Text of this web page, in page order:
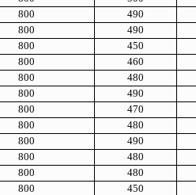
800
490
800
490
800
450
800
460
800
480
800
490
800
470
800
480
800
490
800
480
800
480
800
450